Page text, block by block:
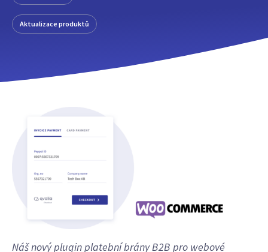
Aktualizace produktů
Náš nový plugin platební brány B2B pro webové